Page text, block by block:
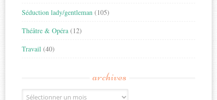
Séduction lady/gentleman (105)
Théâtre & Opéra (12)
Travail (40)
archives
Archives